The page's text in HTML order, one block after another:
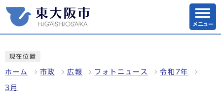
メニュー
現在位置
ホーム 市政 広報 フォトニュース 令和7年
3月